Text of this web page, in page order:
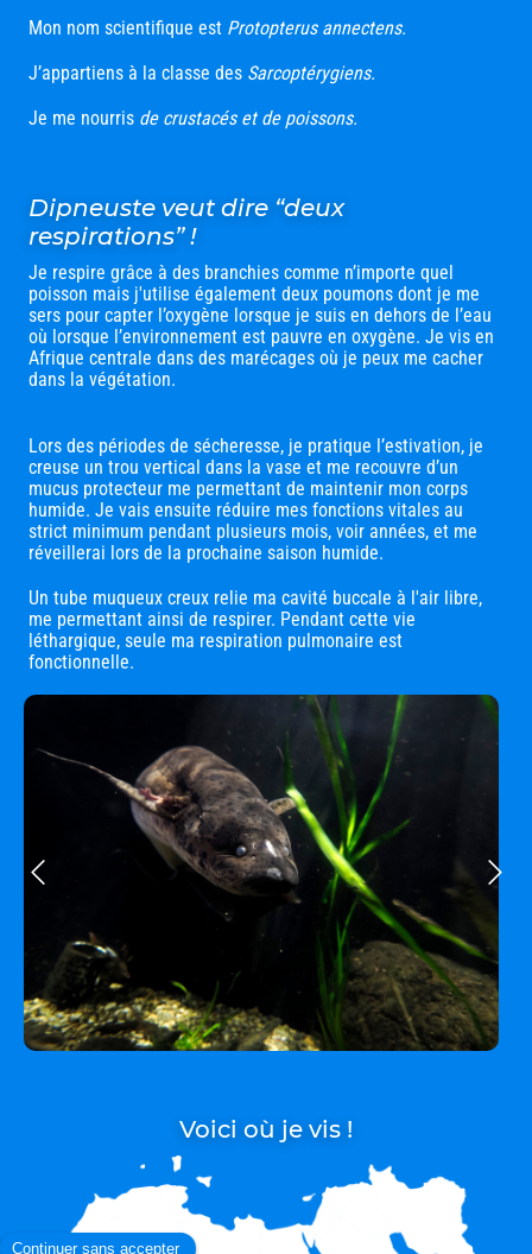
Mon nom scientifique est Protopterus annectens.
J’appartiens à la classe des Sarcoptérygiens.
Je me nourris de crustacés et de poissons.
Dipneuste veut dire “deux
respirations” !
Je respire grâce à des branchies comme n’importe quel
poisson mais j'utilise également deux poumons dont je me
sers pour capter l’oxygène lorsque je suis en dehors de l’eau
où lorsque l’environnement est pauvre en oxygène. Je vis en
Afrique centrale dans des marécages où je peux me cacher
dans la végétation.
Lors des périodes de sécheresse, je pratique l’estivation, je
creuse un trou vertical dans la vase et me recouvre d’un
mucus protecteur me permettant de maintenir mon corps
humide. Je vais ensuite réduire mes fonctions vitales au
strict minimum pendant plusieurs mois, voir années, et me
réveillerai lors de la prochaine saison humide.
Un tube muqueux creux relie ma cavité buccale à l'air libre,
me permettant ainsi de respirer. Pendant cette vie
léthargique, seule ma respiration pulmonaire est
fonctionnelle.
Voici où je vis !